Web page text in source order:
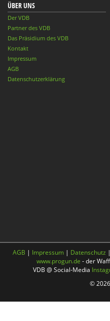
ÜBER UNS
Der VDB
Partner des VDB
Das Präsidium des VDB
Kontakt
Impressum
AGB
Datenschutzerklärung
AGB | Impressum | Datenschutz |
www.progun.de - der
VDB @ Social-Media
©